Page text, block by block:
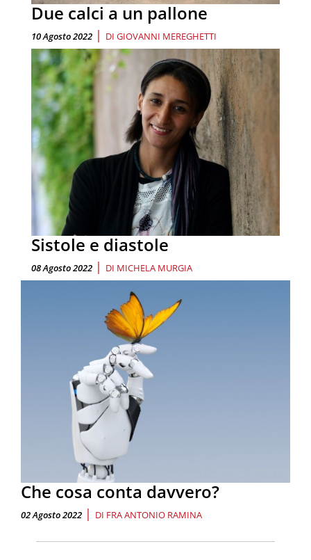
Due calci a un pallone
10 Agosto 2022 | DI GIOVANNI MEREGHETTI
Sistole e diastole
08 Agosto 2022 | DI MICHELA MURGIA
Che cosa conta davvero?
02 Agosto 2022 | DI FRA ANTONIO RAMINA